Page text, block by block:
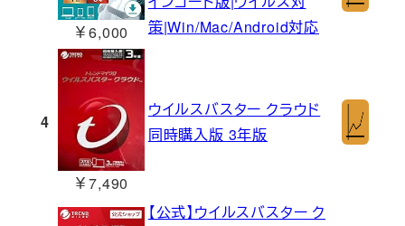
￥6,000
策|Win/Mac/Android対応
4
￥7,490
ウイルスバスター クラウド
同時購入版 3年版
【公式】ウイルスバスター ク